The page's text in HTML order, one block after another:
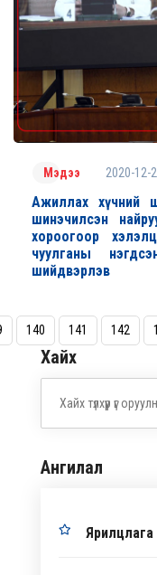
Мэдээ 2020-12-
Ажиллах хүчний
шинэчилсэн
хороогоор
чуулганы
шийдвэрлэв
140 141 142
Хайх
Ангилал
Ярилцлага